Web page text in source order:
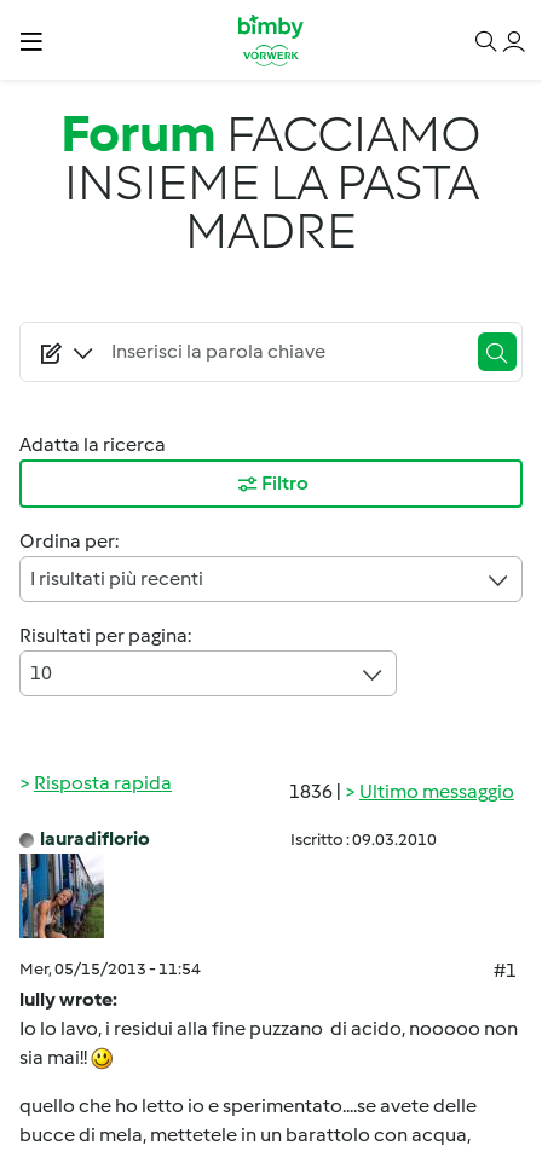
Salta al contenuto principale
Forum FACCIAMO
INSIEME LA PASTA
MADRE
Adatta la ricerca
Filtro
Ordina per:
I risultati più recenti
Risultati per pagina:
10
1836 | Ultimo messaggio
Risposta rapida
lauradiflorio Iscritto : 09.03.2010
Mer, 05/15/2013 - 11:54
#1
lully wrote:
Io lo lavo, i residui alla fine puzzano di acido, nooooo non
sia mai!!
quello che ho letto io e sperimentato....se avete delle
bucce di mela, mettetele in un barattolo con acqua,